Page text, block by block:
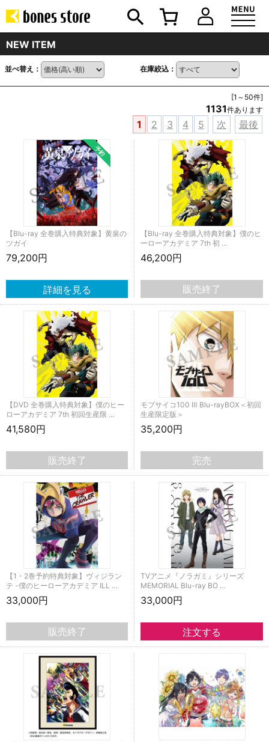
NEW ITEM
並べ替え： 在庫絞込：
[1～50件]
1131件あります
1 2 3 4 5 次 最後
【Blu-ray 全巻購入特典対象】黄泉の
ツガイ
79,200円
【Blu-ray 全巻購入特典対象】僕のヒ
ーローアカデミア 7th 初 …
46,200円
販売終了
【DVD 全巻購入特典対象】僕のヒー
ローアカデミア 7th 初回生産限 …
41,580円
販売終了
モブサイコ100 Ⅲ Blu-rayBOX＜初回
生産限定版＞
35,200円
完売
【1・2巻予約特典対象】ヴィジラン
テ -僕のヒーローアカデミア ILL …
33,000円
販売終了
TVアニメ『ノラガミ』シリーズ
MEMORIAL Blu-ray BO …
33,000円